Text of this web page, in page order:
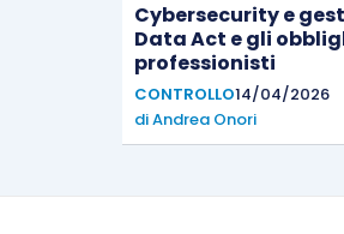
Cybersecurity e
Data Act e gli
professionisti
CONTROLLO14/04/2026
diAndrea Onori